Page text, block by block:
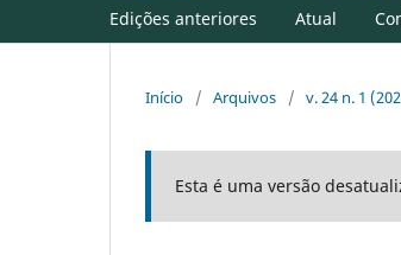
Edições anteriores Atual
Início / Arquivos / v. 24 n. 1
Esta é uma versão